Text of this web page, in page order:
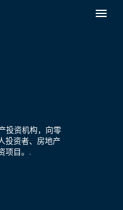
投资机构，向零
投资者、房地产
项目。.